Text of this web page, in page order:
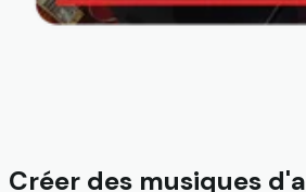
Créer des musiques